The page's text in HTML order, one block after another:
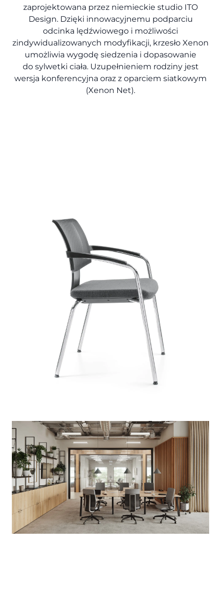
zaprojektowana przez niemieckie studio ITO
Design. Dzięki innowacyjnemu podparciu
odcinka lędźwiowego i możliwości
zindywidualizowanych modyfikacji, krzesło Xenon
umożliwia wygodę siedzenia i dopasowanie
do sylwetki ciała. Uzupełnieniem rodziny jest
wersja konferencyjna oraz z oparciem siatkowym
(Xenon Net).